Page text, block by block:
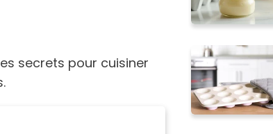
secrets pour cuisiner